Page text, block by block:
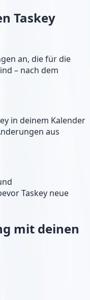
Taskey
an, die für die
– nach dem
in deinem Kalender
aus
Taskey neue
mit deinen